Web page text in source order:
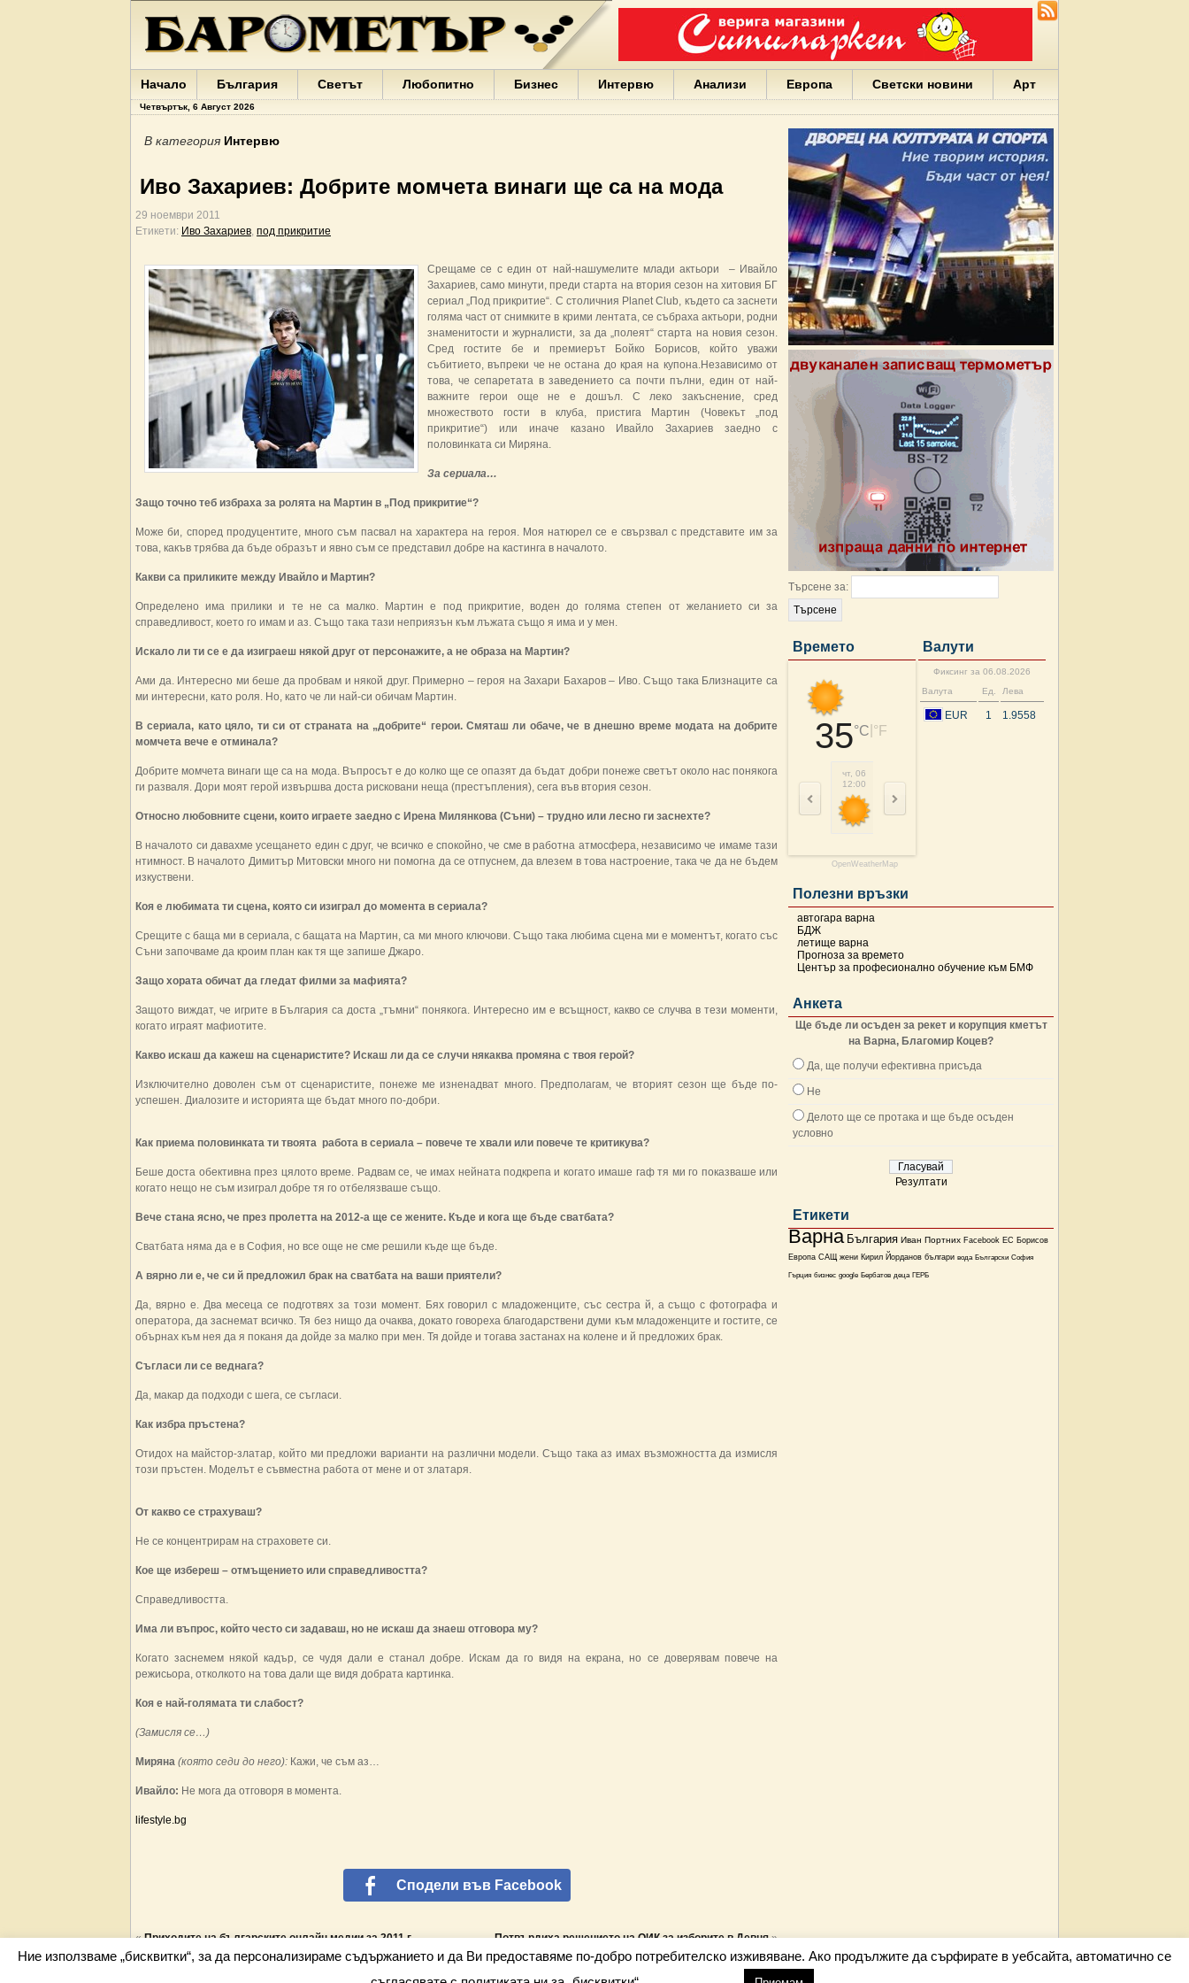
Варна
България
Портних
Facebook
ЕС
Борисов
Европа
Йорданов
българи
Гърция
бизнес
google
деца
Бербатов
ГЕРБ
Начало България Светът Любопитно Бизнес Интервю Анализи Европа Светски новини Арт
Четвъртък, 6 Август 2026
Търсене за:
Времето
35°C °F
чт, 06
12:00
15:00
OpenWeatherMap
Валути
Фиксинг за 06.08.2026
Валута
Ед. Лева
EUR 1 1.9558
Полезни връзки
автогара варна
БДЖ
летище варна
Прогноза за времето
Център за професионално обучение към БМФ
Анкета
Ще бъде ли осъден за рекет и корупция кметът
на Варна, Благомир Коцев?
Да, ще получи ефективна присъда
Не
Делото ще се протака и ще бъде осъден
условно
Резултати
Етикети
Варна България Иван Портних Facebook ЕС Борисов
Европа САЩ жени Кирил Йорданов българи вода Български София
Гърция бизнес google Бербатов деца ГЕРБ
В категория Интервю
Иво Захариев: Добрите момчета винаги ще са на мода
29 ноември 2011
Етикети: Иво Захариев, под прикритие
Срещаме се с един от най-нашумелите млади актьори – Ивайло
Захариев, само минути, преди старта на втория сезон на хитовия БГ
сериал „Под прикритие“. С столичния Planet Club, където са заснети
голяма част от снимките в крими лентата, се събраха актьори, родни
знаменитости и журналисти, за да „полеят“ старта на новия сезон.
Сред гостите бе и премиерът Бойко Борисов, който уважи
събитието, въпреки че не остана до края на купона.Независимо от
това, че сепаретата в заведението са почти пълни, един от най-
важните герои още не е дошъл. С леко закъснение, сред
множеството гости в клуба, пристига Мартин (Човекът „под
прикритие“) или иначе казано Ивайло Захариев заедно с
половинката си Миряна.
За сериала…
Защо точно теб избраха за ролята на Мартин в „Под прикритие“?
Може би, според продуцентите, много съм пасвал на характера на героя. Моя натюрел се е свързвал с представите им за
това, какъв трябва да бъде образът и явно съм се представил добре на кастинга в началото.
Какви са приликите между Ивайло и Мартин?
Определено има прилики и те не са малко. Мартин е под прикритие, воден до голяма степен от желанието си за
справедливост, което го имам и аз. Също така тази неприязън към лъжата също я има и у мен.
Искало ли ти се е да изиграеш някой друг от персонажите, а не образа на Мартин?
Ами да. Интересно ми беше да пробвам и някой друг. Примерно – героя на Захари Бахаров – Иво. Също така Близнаците са
ми интересни, като роля. Но, като че ли най-си обичам Мартин.
В сериала, като цяло, ти си от страната на „добрите“ герои. Смяташ ли обаче, че в днешно време модата на добрите
момчета вече е отминала?
Добрите момчета винаги ще са на мода. Въпросът е до колко ще се опазят да бъдат добри понеже светът около нас понякога
ги разваля. Дори моят герой извършва доста рисковани неща (престъпления), сега във втория сезон.
Относно любовните сцени, които играете заедно с Ирена Милянкова (Съни) – трудно или лесно ги заснехте?
В началото си давахме усещането един с друг, че всичко е спокойно, че сме в работна атмосфера, независимо че имаме тази
нтимност. В началото Димитър Митовски много ни помогна да се отпуснем, да влезем в това настроение, така че да не бъдем
изкуствени.
Коя е любимата ти сцена, която си изиграл до момента в сериала?
Срещите с баща ми в сериала, с бащата на Мартин, са ми много ключови. Също така любима сцена ми е моментът, когато със
Съни започваме да кроим план как тя ще запише Джаро.
Защо хората обичат да гледат филми за мафията?
Защото виждат, че игрите в България са доста „тъмни“ понякога. Интересно им е всъщност, какво се случва в тези моменти,
когато играят мафиотите.
Какво искаш да кажеш на сценаристите? Искаш ли да се случи някаква промяна с твоя герой?
Изключително доволен съм от сценаристите, понеже ме изненадват много. Предполагам, че вторият сезон ще бъде по-
успешен. Диалозите и историята ще бъдат много по-добри.
Как приема половинката ти твоята работа в сериала – повече те хвали или повече те критикува?
Беше доста обективна през цялото време. Радвам се, че имах нейната подкрепа и когато имаше гаф тя ми го показваше или
когато нещо не съм изиграл добре тя го отбелязваше също.
Вече стана ясно, че през пролетта на 2012-а ще се жените. Къде и кога ще бъде сватбата?
Сватбата няма да е в София, но все още не сме решили къде ще бъде.
А вярно ли е, че си й предложил брак на сватбата на ваши приятели?
Да, вярно е. Два месеца се подготвях за този момент. Бях говорил с младоженците, със сестра й, а също с фотографа и
оператора, да заснемат всичко. Тя без нищо да очаква, докато говореха благодарствени думи към младоженците и гостите, се
обърнах към нея да я поканя да дойде за малко при мен. Тя дойде и тогава застанах на колене и й предложих брак.
Съгласи ли се веднага?
Да, макар да подходи с шега, се съгласи.
Как избра пръстена?
Отидох на майстор-златар, който ми предложи варианти на различни модели. Също така аз имах възможността да измисля
този пръстен. Моделът е съвместна работа от мене и от златаря.
От какво се страхуваш?
Не се концентрирам на страховете си.
Кое ще избереш – отмъщението или справедливостта?
Справедливостта.
Има ли въпрос, който често си задаваш, но не искаш да знаеш отговора му?
Когато заснемем някой кадър, се чудя дали е станал добре. Искам да го видя на екрана, но се доверявам повече на
режисьора, отколкото на това дали ще видя добрата картинка.
Коя е най-голямата ти слабост?
(Замисля се…)
Миряна (която седи до него): Кажи, че съм аз…
Ивайло: Не мога да отговоря в момента.
lifestyle.bg
Сподели във Facebook
«Приходите на българските онлайн медии за 2011 г. Потвърдиха решението на ОИК за изборите в Девня»
Ние използваме „бисквитки“, за да персонализираме съдържанието и да Ви предоставяме по-добро потребителско изживяване. Ако продължите да сърфирате в уебсайта, автоматично се